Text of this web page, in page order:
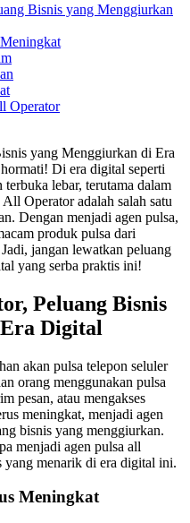
Bisnis yang Menggiurkan
Operator
yang Menggiurkan di Era
Di era digital seperti
lebar, terutama dalam
Operator adalah salah satu
Dengan menjadi agen pulsa,
produk pulsa dari
jangan lewatkan peluang
yang serba praktis ini!
Peluang Bisnis
Digital
akan pulsa telepon seluler
orang menggunakan pulsa
pesan, atau mengakses
meningkat, menjadi agen
bisnis yang menggiurkan.
menjadi agen pulsa all
yang menarik di era digital ini.
Meningkat